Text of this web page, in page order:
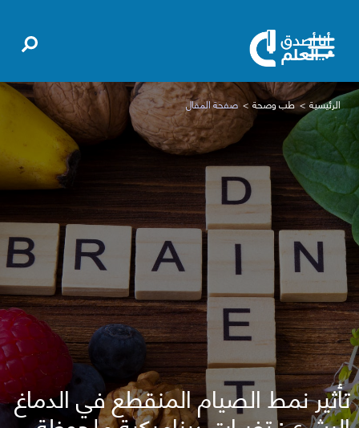
الرئيسية طب وصحة صفحة المقال
تأثير نمط الصيام المنقطع في الدماغ